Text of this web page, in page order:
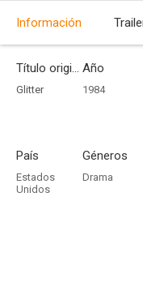
Información
Título original
Glitter
Año
1984
País
Estados
Unidos
Géneros
Drama